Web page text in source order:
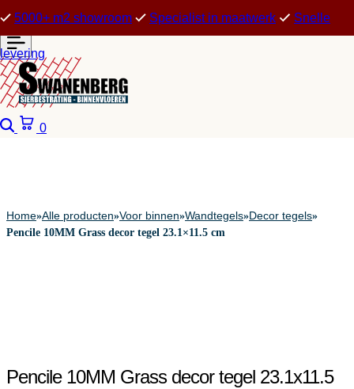
5000+ m2 showroom Specialist in maatwerk Snelle
levering
Zoeken
0
Home»Alle producten»Voor binnen»Wandtegels»Decor tegels»
Pencile 10MM Grass decor tegel 23.1×11.5 cm
Pencile 10MM Grass decor tegel 23.1x11.5